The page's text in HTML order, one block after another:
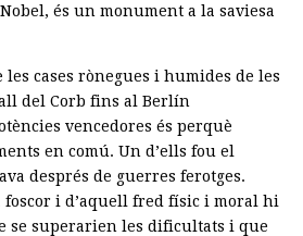
és un monument a la saviesa
les cases rònegues i humides de les
del Corb fins al Berlín
vencedores és perquè
en comú. Un d’ells fou el
després de guerres ferotges.
foscor i d’aquell fred físic i moral hi
se superarien les dificultats i que